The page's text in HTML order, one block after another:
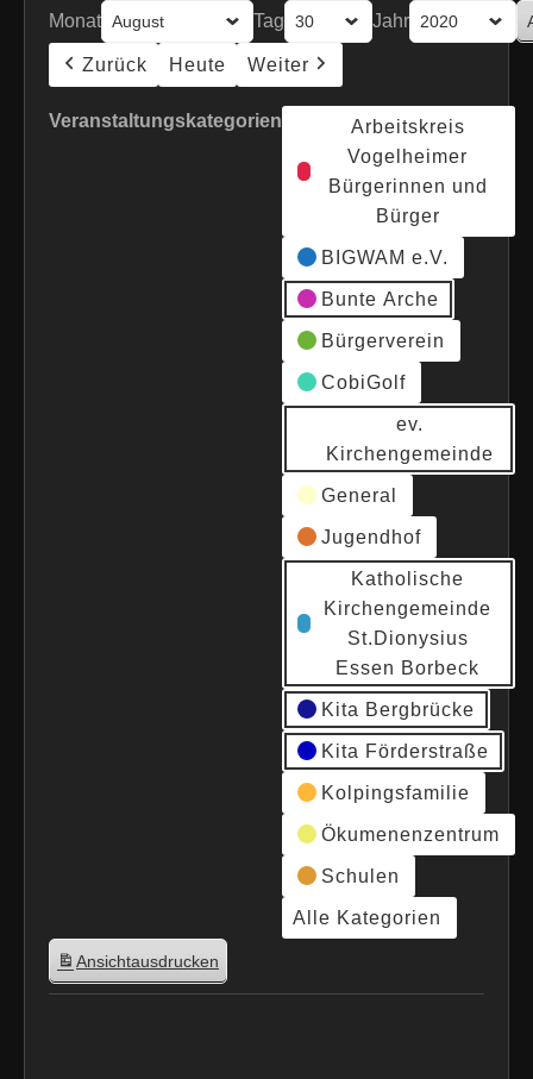
Monat Tag Jahr
Zurück Heute Weiter
Veranstaltungskategorien
Arbeitskreis
Vogelheimer
Bürgerinnen und
Bürger
BIGWAM e.V.
Bunte Arche
Bürgerverein
CobiGolf
ev.
Kirchengemeinde
General
Jugendhof
Katholische
Kirchengemeinde
St.Dionysius
Essen Borbeck
Kita Bergbrücke
Kita Förderstraße
Kolpingsfamilie
Ökumenenzentrum
Schulen
Alle Kategorien
Ansichtausdrucken